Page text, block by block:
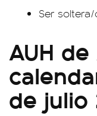
Ser soltera/
AUH de
de julio